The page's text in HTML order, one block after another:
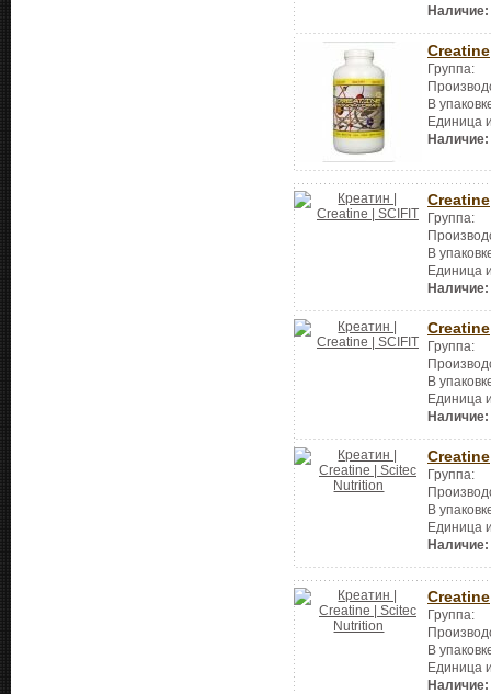
Наличие:
Creatine
Группа:
В
Единица
Наличие:
Creatine
Группа:
В
Единица
Наличие:
Creatine
Группа:
В
Единица
Наличие:
Creatine
Группа:
В
Единица
Наличие:
Creatine
Группа:
В
Единица
Наличие: